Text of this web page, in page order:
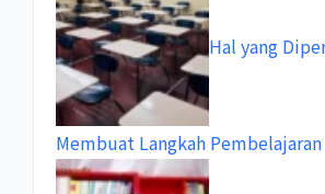
Hal yang
Membuat Langkah Pembelajaran